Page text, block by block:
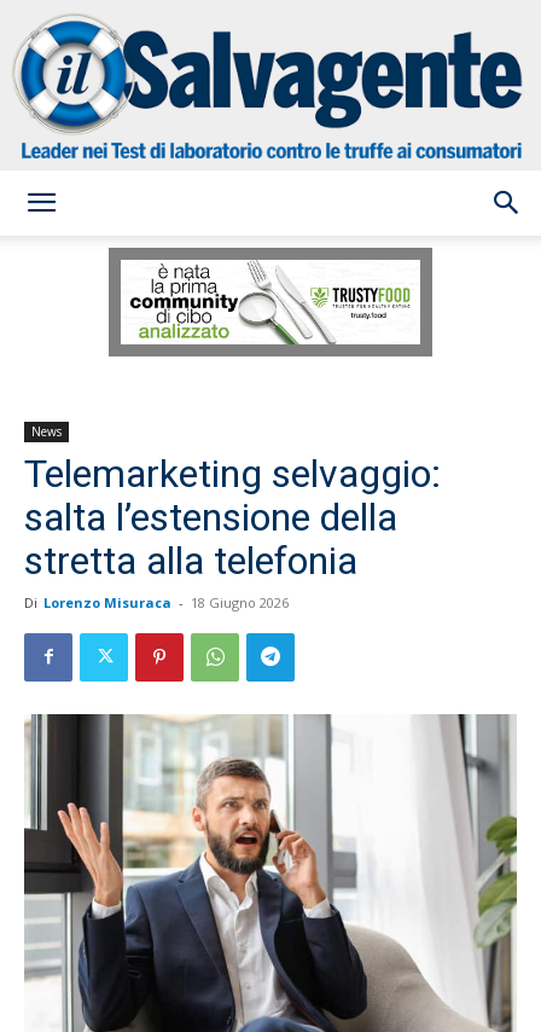
Salvagente
News
Telemarketing selvaggio:
salta l’estensione della
stretta alla telefonia
Di Lorenzo Misuraca - 18 Giugno 2026